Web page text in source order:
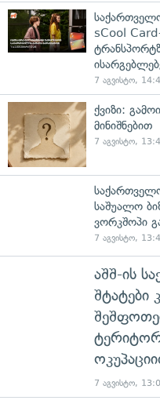
sCool
7 აგვისტო,
ქვიზი:
მინიშნებით
7 აგვისტო,
საშუალო
ვორკშოპი
7 აგვისტო,
აშშ-ის
შტატები
7 აგვისტო,